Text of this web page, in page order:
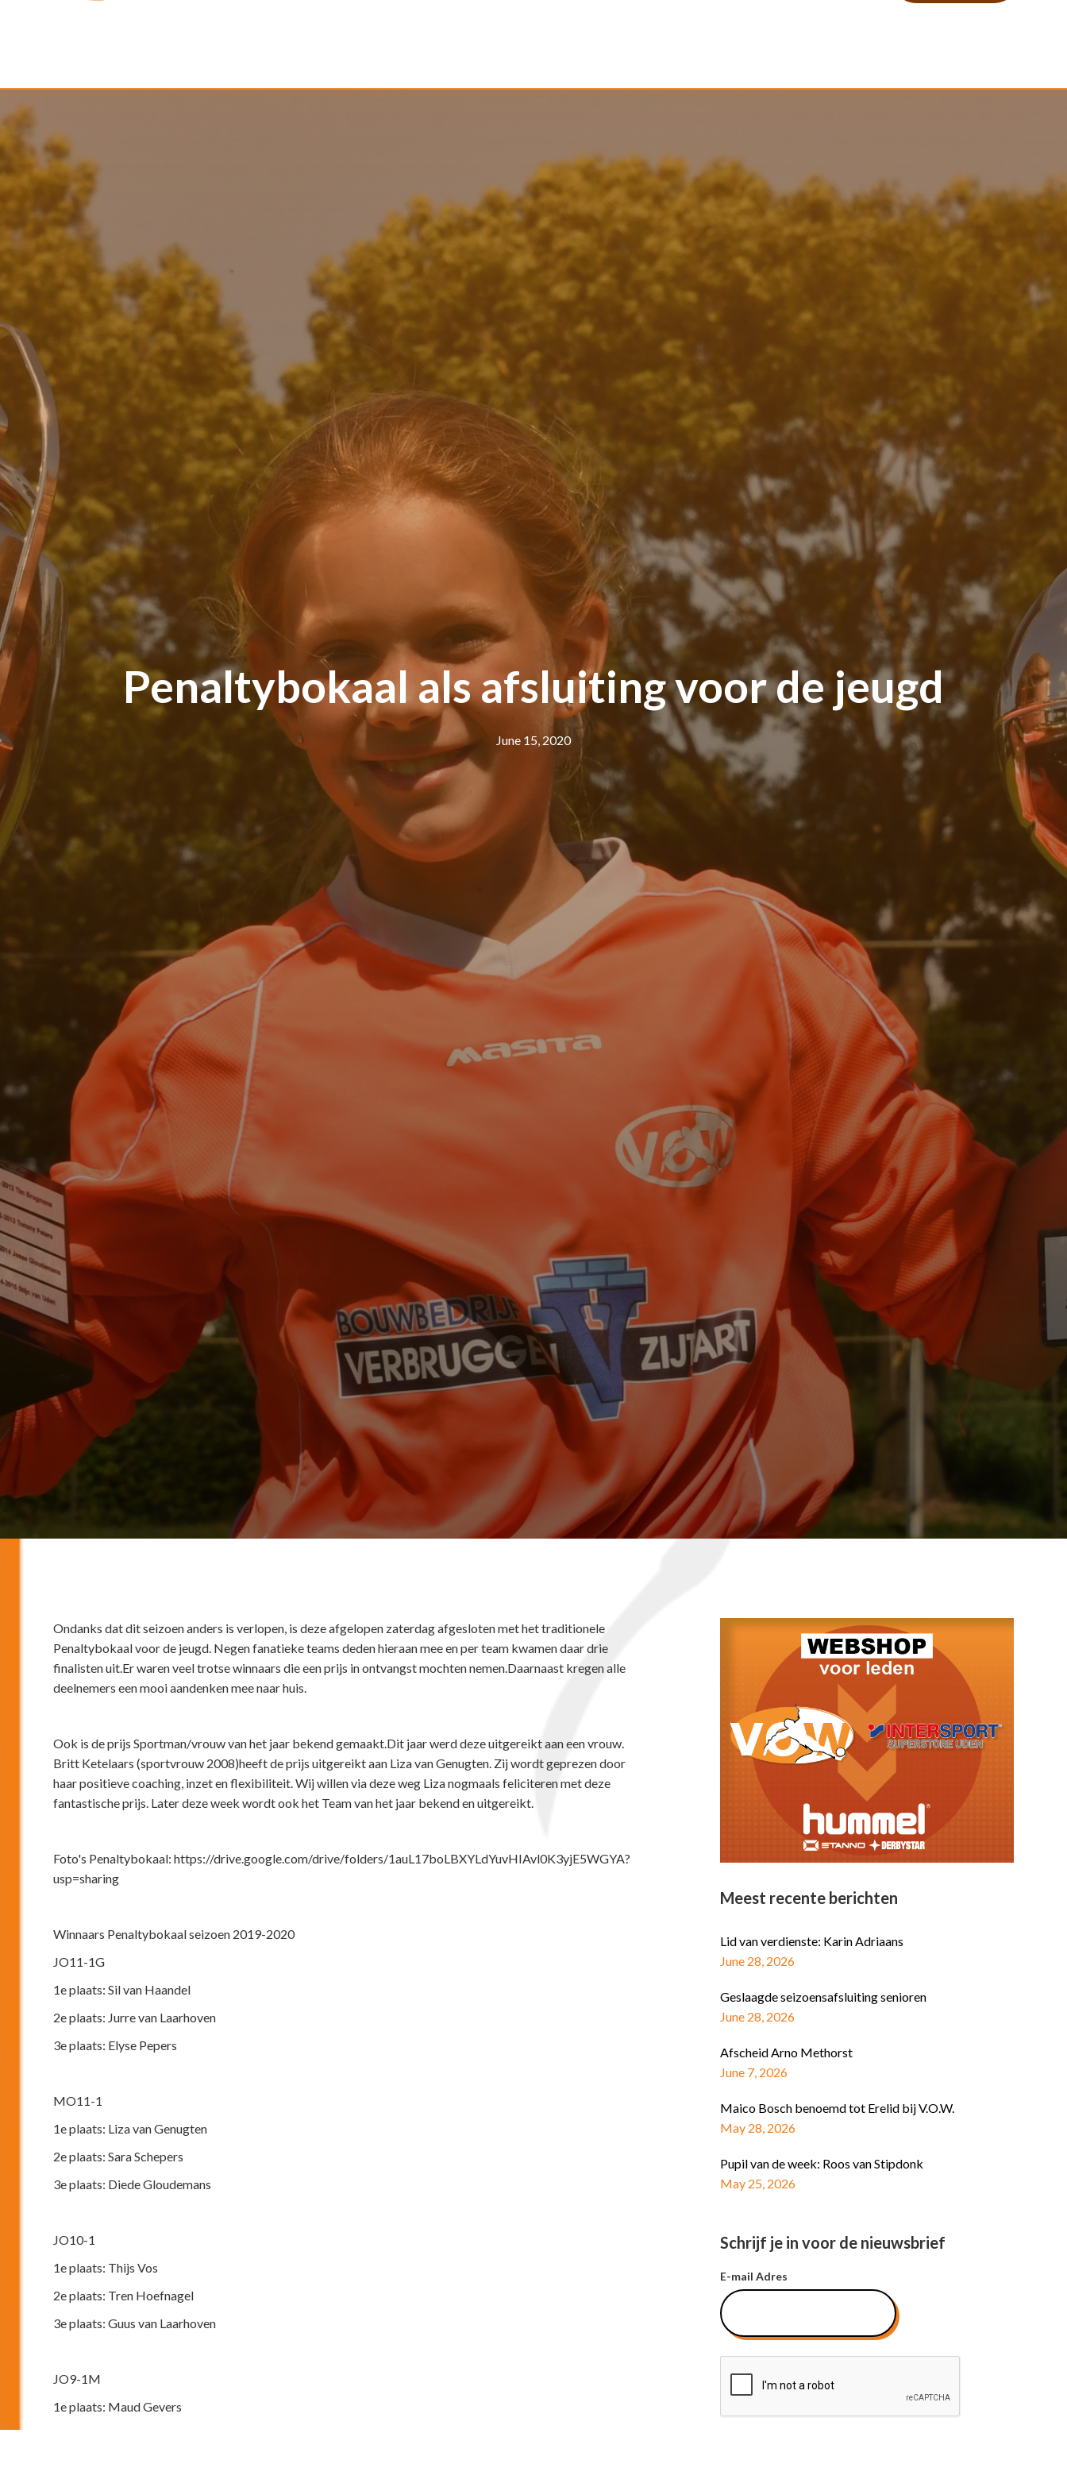
Penaltybokaal als afsluiting voor de jeugd
June 15, 2020
Ondanks dat dit seizoen anders is verlopen, is deze afgelopen zaterdag afgesloten met het traditionele
Penaltybokaal voor de jeugd. Negen fanatieke teams deden hieraan mee en per team kwamen daar drie
finalisten uit.Er waren veel trotse winnaars die een prijs in ontvangst mochten nemen.Daarnaast kregen alle
deelnemers een mooi aandenken mee naar huis.
Ook is de prijs Sportman/vrouw van het jaar bekend gemaakt.Dit jaar werd deze uitgereikt aan een vrouw.
Britt Ketelaars (sportvrouw 2008)heeft de prijs uitgereikt aan Liza van Genugten. Zij wordt geprezen door
haar positieve coaching, inzet en flexibiliteit. Wij willen via deze weg Liza nogmaals feliciteren met deze
fantastische prijs. Later deze week wordt ook het Team van het jaar bekend en uitgereikt.
Foto's Penaltybokaal: https://drive.google.com/drive/folders/1auL17boLBXYLdYuvHIAvl0K3yjE5WGYA?
usp=sharing
Winnaars Penaltybokaal seizoen 2019-2020
JO11-1G
1e plaats: Sil van Haandel
2e plaats: Jurre van Laarhoven
3e plaats: Elyse Pepers
MO11-1
1e plaats: Liza van Genugten
2e plaats: Sara Schepers
3e plaats: Diede Gloudemans
JO10-1
1e plaats: Thijs Vos
2e plaats: Tren Hoefnagel
3e plaats: Guus van Laarhoven
JO9-1M
1e plaats: Maud Gevers
Meest recente berichten
Lid van verdienste: Karin Adriaans
June 28, 2026
Geslaagde seizoensafsluiting senioren
June 28, 2026
Afscheid Arno Methorst
June 7, 2026
Maico Bosch benoemd tot Erelid bij V.O.W.
May 28, 2026
Pupil van de week: Roos van Stipdonk
May 25, 2026
Schrijf je in voor de nieuwsbrief
E-mail Adres